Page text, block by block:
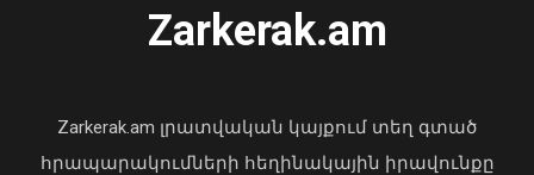
Ուկրաինայի Գերագույն Ռադայի
նախագահը շնորհավորել է ՀՀ ԱԺ
Zarkerak.am
Zarkerak.am լրատվական կայքում տեղ գտած
հրապարակումների հեղինակային իրավունքը